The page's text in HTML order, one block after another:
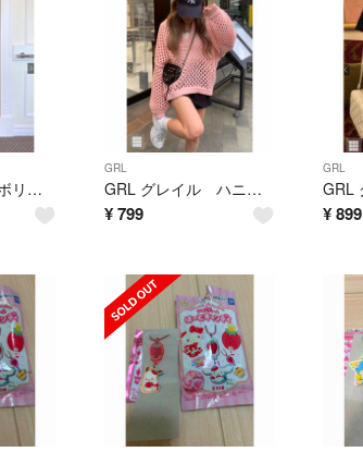
GRL グレイル ボリュームスリーブペプラムニットトップス[tu1284]
GRL
GRL グレイル ハニカムニットトップス[an1228]
¥ 799
GRL
¥899